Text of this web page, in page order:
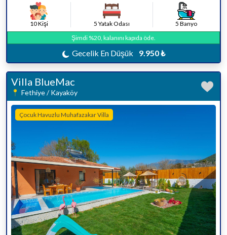
10 Kişi 5 Yatak Odası
5 Banyo
Şimdi %20, kalanını kapıda öde.
Gecelik En Düşük 9.950 ₺
Villa BlueMac
Fethiye / Kayaköy
Çocuk Havuzlu Muhafazakar Villa